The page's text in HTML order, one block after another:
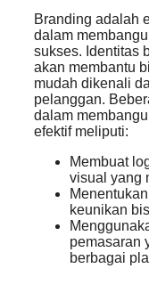
Branding adalah
dalam
sukses. Identitas
akan membantu
mudah dikenali
pelanggan.
dalam
efektif meliputi:
Membuat
visual yang
keunikan
pemasaran
berbagai